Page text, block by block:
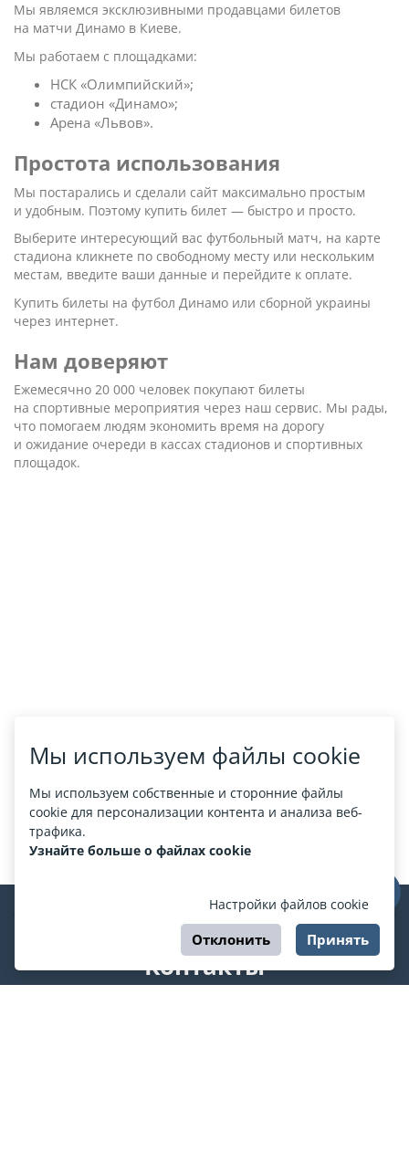
Мы используем файлы cookie
Мы используем собственные и сторонние файлы
cookie для персонализации контента и анализа веб-
трафика.
Узнайте больше о файлах cookie
Настройки файлов cookie
Отклонить Принять
Мы являемся эксклюзивными продавцами билетов
на матчи Динамо в Киеве.
Мы работаем с площадками:
НСК «Олимпийский»;
стадион «Динамо»;
Арена «Львов».
Простота использования
Мы постарались и сделали сайт максимально простым
и удобным. Поэтому купить билет — быстро и просто.
Выберите интересующий вас футбольный матч, на карте
стадиона кликнете по свободному месту или нескольким
местам, введите ваши данные и перейдите к оплате.
Купить билеты на футбол Динамо или сборной украины
через интернет.
Нам доверяют
Ежемесячно 20 000 человек покупают билеты
на спортивные мероприятия через наш сервис. Мы рады,
что помогаем людям экономить время на дорогу
и ожидание очереди в кассах стадионов и спортивных
площадок.
Контакты